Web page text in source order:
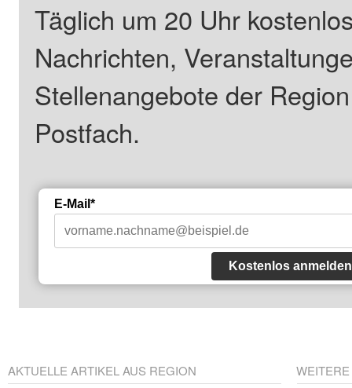
Täglich um 20 Uhr
Nachrichten,
Stellenangebote der
Postfach.
E-Mail*
Kostenlos anmelden
AKTUELLE ARTIKEL AUS REGION